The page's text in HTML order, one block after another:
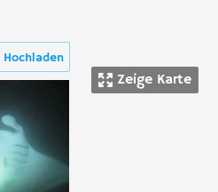
Zeige Karte
Hochladen